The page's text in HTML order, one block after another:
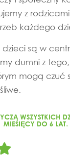
z
każdego
dzieci są w
dumni z
mogą czuć
WSZYSTKICH
MIESIĘCY DO 6 LAT.